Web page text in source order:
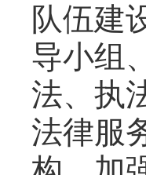
队伍建
导小组
法、执
法律服